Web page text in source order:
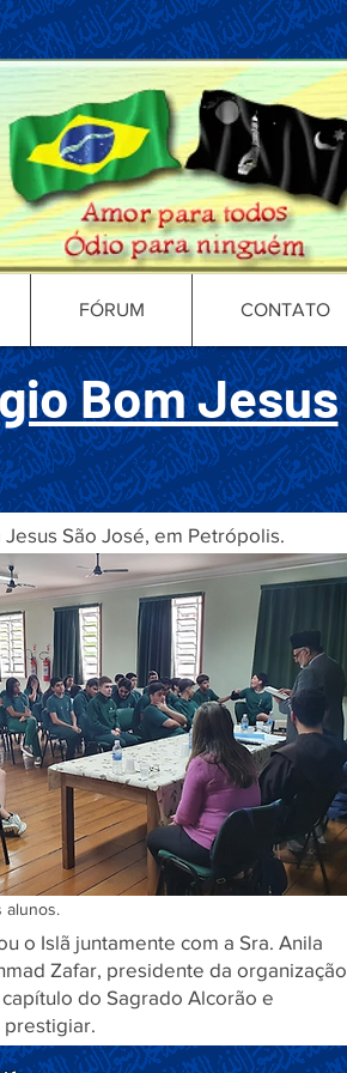
FÓRUM CONTATO
Bom Jesus
São José, em Petrópolis.
alunos.
o Islã juntamente com a Sra. Anila
Zafar, presidente da organização
do Sagrado Alcorão e
prestigiar.